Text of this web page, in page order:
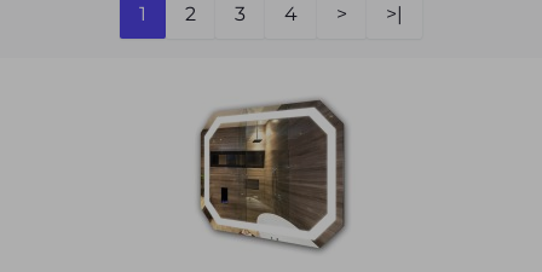
1 2 3 4 > >|